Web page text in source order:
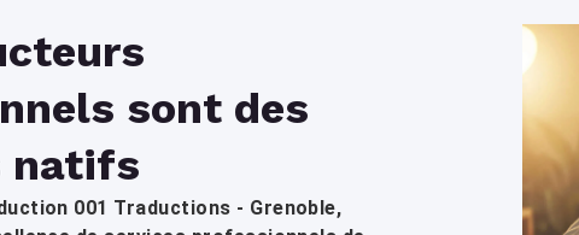
sont des
natifs
001 Traductions - Grenoble,